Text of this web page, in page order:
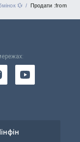
💱 Продати :from